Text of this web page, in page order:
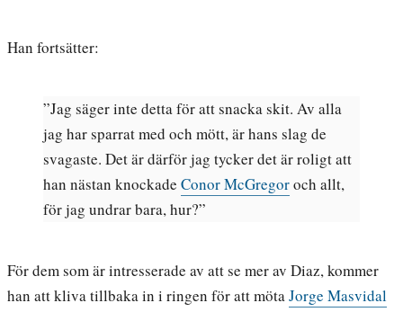
Han fortsätter:
”Jag säger inte detta för att snacka skit. Av alla
jag har sparrat med och mött, är hans slag de
svagaste. Det är därför jag tycker det är roligt att
han nästan knockade Conor McGregoroch allt,
för jag undrar bara, hur?”
För dem som är intresserade av att se mer av Diaz, kommer
han att kliva tillbaka in i ringen för att mötaJorge Masvidal